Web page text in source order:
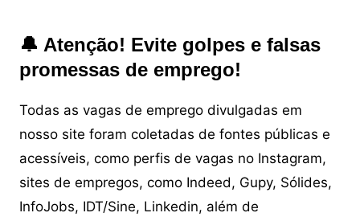
🔔 Atenção! Evite golpes e falsas
promessas de emprego!
Todas as vagas de emprego divulgadas em
nosso site foram coletadas de fontes públicas e
acessíveis, como perfis de vagas no Instagram,
sites de empregos, como Indeed, Gupy, Sólides,
InfoJobs, IDT/Sine, Linkedin, além de